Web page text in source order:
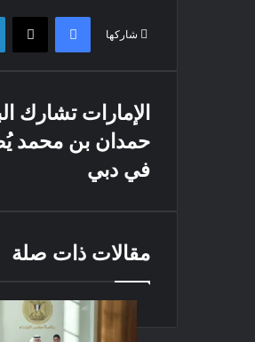
شاركها
فيسبوك X
الإمارات تشارك
حمدان بن محمد
في دبي
مقالات ذات صلة